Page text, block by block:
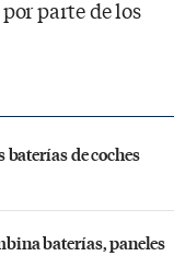
parte de los
baterías de coches
baterías, paneles